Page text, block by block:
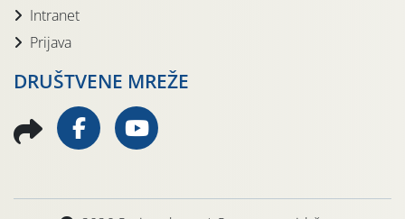
Intranet
Prijava
DRUŠTVENE MREŽE